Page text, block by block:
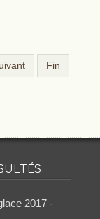
Fin
2017 -